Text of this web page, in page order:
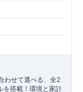
わせて選べる、全2
を搭載！環境と家計